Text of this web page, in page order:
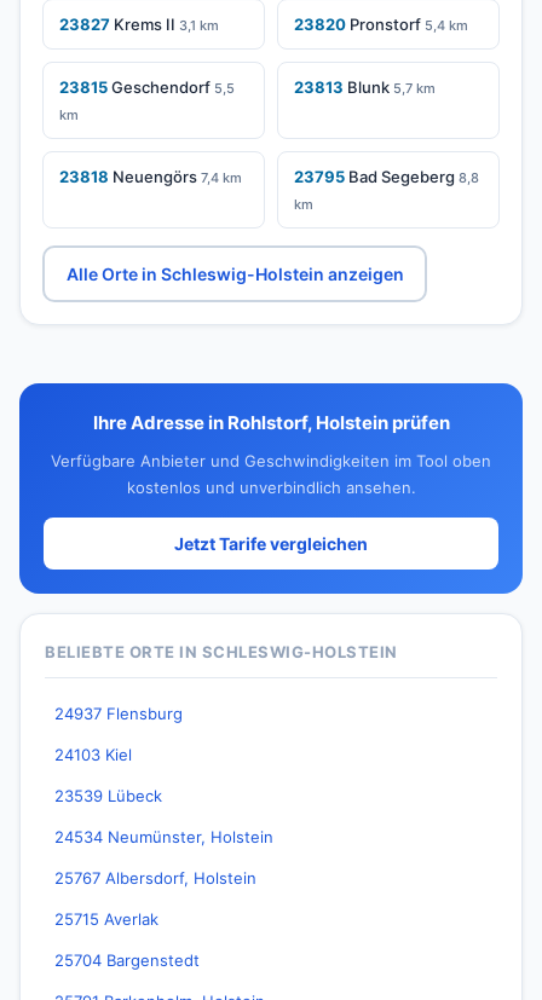
23827 Krems II 3,1 km 23820 Pronstorf 5,4 km
23815Geschendorf 5,5
km
23813 Blunk 5,7 km
23818 Neuengörs 7,4 km 23795 Bad Segeberg 8,8
km
Alle Orte in Schleswig-Holstein anzeigen
Ihre Adresse in Rohlstorf, Holstein prüfen
Verfügbare Anbieter und Geschwindigkeiten im Tool oben
kostenlos und unverbindlich ansehen.
Jetzt Tarife vergleichen
BELIEBTE ORTE IN SCHLESWIG-HOLSTEIN
24937 Flensburg
24103 Kiel
23539 Lübeck
24534 Neumünster, Holstein
25767 Albersdorf, Holstein
25715 Averlak
25704 Bargenstedt